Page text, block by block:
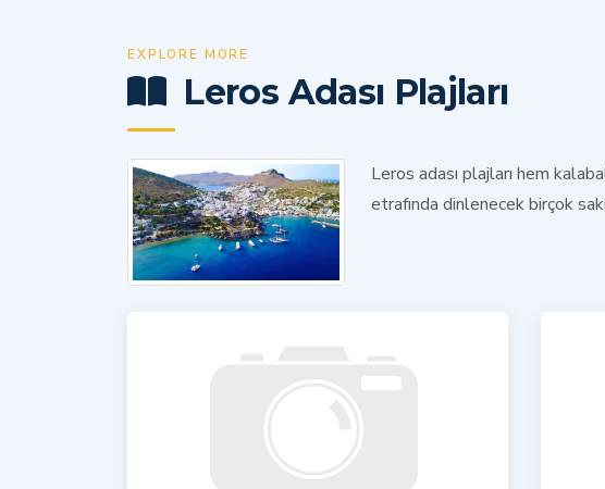
EXPLORE MORE
Leros Adası Plajları
Leros adası plajları hem
etrafında dinlenecek birçok